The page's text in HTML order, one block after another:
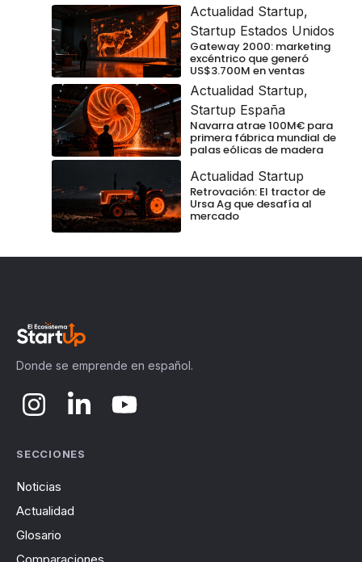
Actualidad Startup,
Startup Estados Unidos
Gateway 2000: marketing
excéntrico que generó
US$3.700M en ventas
Actualidad Startup,
Startup España
Navarra atrae 100M€ para
primera fábrica mundial de
palas eólicas de madera
Actualidad Startup
Retrovación: El tractor de
Ursa Ag que desafía al
mercado
Donde se emprende en español.
SECCIONES
Noticias
Actualidad
Glosario
Comparaciones